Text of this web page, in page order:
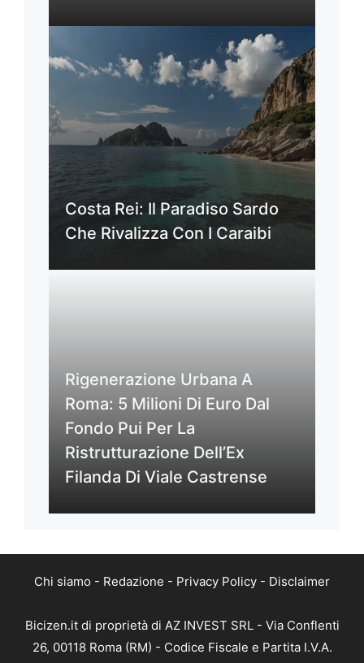
Costa Rei: Il Paradiso Sardo
Che Rivalizza Con I Caraibi
Rigenerazione Urbana A
Roma: 5 Milioni Di Euro Dal
Fondo Pui Per La
Ristrutturazione Dell’Ex
Filanda Di Viale Castrense
Chi siamo - Redazione - Privacy Policy - Disclaimer
Bicizen.it di proprietà di AZ INVEST SRL - Via Conflenti
26, 00118 Roma (RM) - Codice Fiscale e Partita I.V.A.